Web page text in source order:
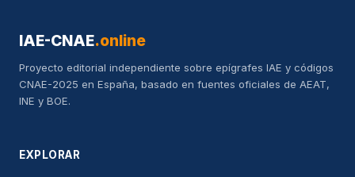
IAE-CNAE.online
Proyecto editorial independiente sobre epígrafes IAE y códigos
CNAE-2025 en España, basado en fuentes oficiales de AEAT,
INE y BOE.
EXPLORAR